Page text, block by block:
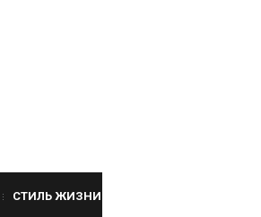
СТИЛЬ ЖИЗНИ